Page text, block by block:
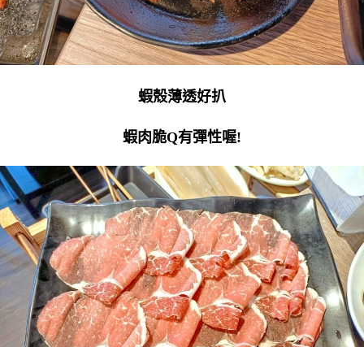
蝦殼薄透好扒
蝦肉脆Q有彈性喔!